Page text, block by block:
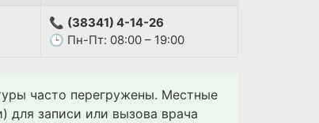
📞 (38341) 4-14-26
🕒 Пн-Пт: 08:00 – 19:00
часто перегружены. Местные
для записи или вызова врача